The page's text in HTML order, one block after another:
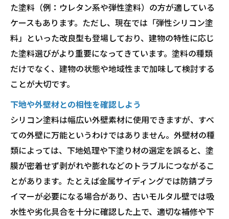
た塗料（例：ウレタン系や弾性塗料）の方が適している
ケースもあります。ただし、現在では「弾性シリコン塗
料」といった改良型も登場しており、建物の特性に応じ
た塗料選びがより重要になってきています。塗料の種類
だけでなく、建物の状態や地域性まで加味して検討する
ことが大切です。
下地や外壁材との相性を確認しよう
シリコン塗料は幅広い外壁素材に使用できますが、すべ
ての外壁に万能というわけではありません。外壁材の種
類によっては、下地処理や下塗り材の選定を誤ると、塗
膜が密着せず剥がれや膨れなどのトラブルにつながるこ
とがあります。たとえば金属サイディングでは防錆プラ
イマーが必要になる場合があり、古いモルタル壁では吸
水性や劣化具合を十分に確認した上で、適切な補修や下